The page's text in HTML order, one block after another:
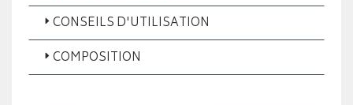
CONSEILS D'UTILISATION
COMPOSITION